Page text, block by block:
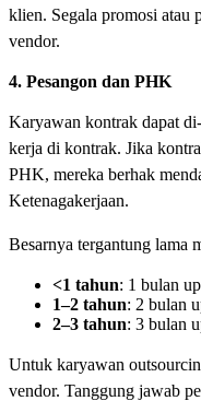
klien. Segala promosi atau
vendor.
4. Pesangon dan PHK
Karyawan kontrak dapat
kerja di kontrak. Jika
PHK, mereka berhak
Ketenagakerjaan.
Besarnya tergantung lama
<1 tahun: 1 bulan
1–2 tahun: 2 bulan
2–3 tahun: 3 bulan
Untuk karyawan
vendor. Tanggung jawab